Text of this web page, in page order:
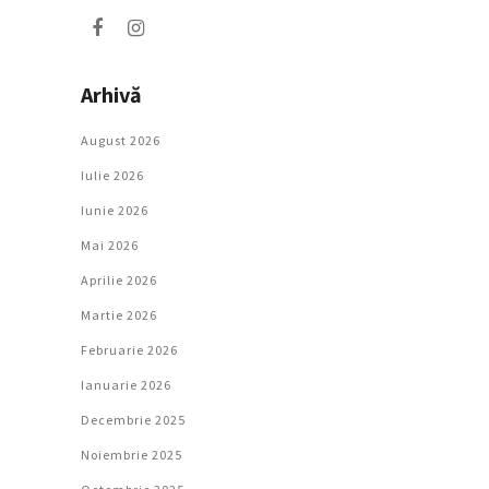
Arhivă
August 2026
Iulie 2026
Iunie 2026
Mai 2026
Aprilie 2026
Martie 2026
Februarie 2026
Ianuarie 2026
Decembrie 2025
Noiembrie 2025